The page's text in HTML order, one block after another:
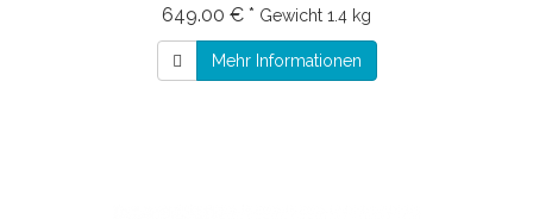
649.00 € * Gewicht 1.4 kg
Mehr Informationen